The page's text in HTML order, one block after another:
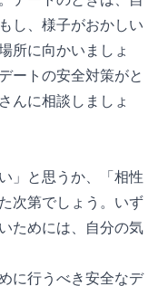
し、様子がおかしい
所に向かいましょ
ートの安全対策がと
んに相談しましょ
」と思うか、「相性
次第でしょう。いず
ためには、自分の気
に行うべき安全なデ